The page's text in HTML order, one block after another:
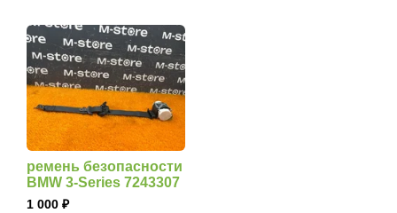
ремень безопасности
BMW 3-Series 7243307
1 000